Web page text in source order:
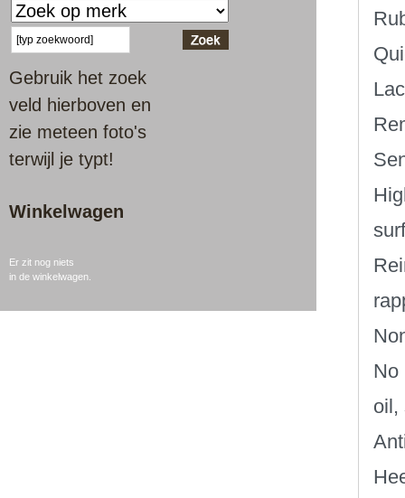
Gebruik het zoek
veld hierboven en
zie meteen foto's
terwijl je typt!
Winkelwagen
Er zit nog niets
in de winkelwagen.
No
oil,